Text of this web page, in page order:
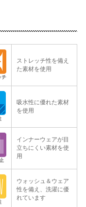
チ
ストレッチ性を備え
た素材を使用
吸水性に優れた素材
を使用
インナーウェアが目
立ちにくい素材を使
用
ウォッシュ＆ウェア
性を備え、洗濯に優
れています